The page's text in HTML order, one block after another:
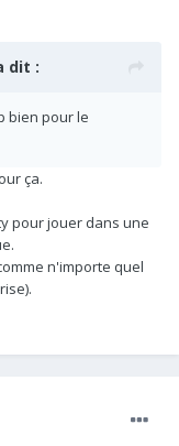
dit :
bien pour le
ça.
pour jouer dans une
n'importe quel